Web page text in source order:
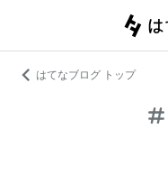
はてなブログ トップ